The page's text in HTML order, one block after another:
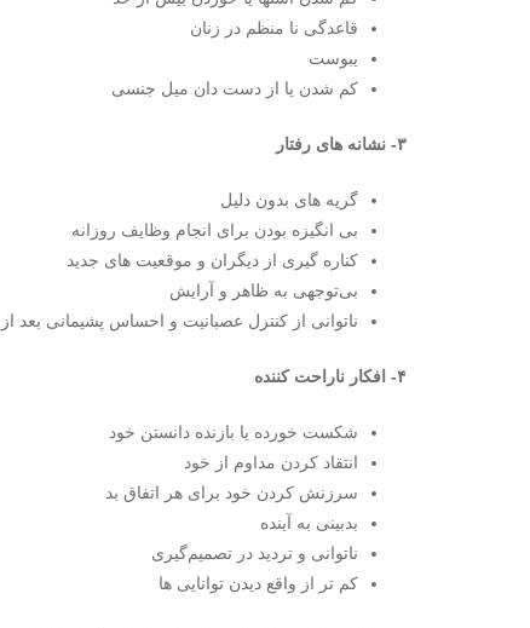
قاعدگی نا منظم در زنان
یبوست
کم شدن یا از دست دان میل جنسی
۳- نشانه های رفتار
گریه های بدون دلیل
بی انگیزه بودن برای انجام وظایف روزانه
کناره گیری از دیگران و موقعیت های جدید
بی‌توجهی به ظاهر و آرایش
ناتوانی از کنترل عصبانیت و احساس پشیمانی بعد
۴- افکار ناراحت کننده
شکست خورده یا بازنده دانستن خود
انتقاد کردن مداوم از خود
سرزنش کردن خود برای هر اتفاق بد
بدبینی به آینده
ناتوانی و تردید در تصمیم‌گیری
کم تر از واقع دیدن توانایی ها